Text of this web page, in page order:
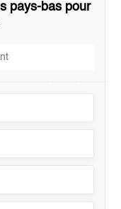
pays-bas pour